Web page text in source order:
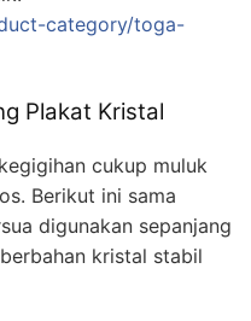
category/toga-
Plakat Kristal
cukup muluk
Berikut ini sama
digunakan sepanjang
kristal stabil